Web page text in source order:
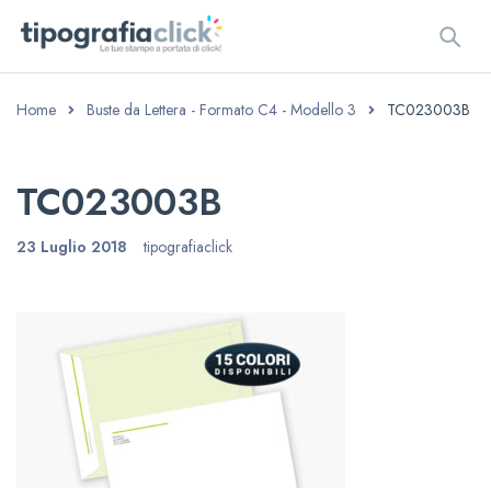
Home Buste da Lettera - Formato C4 - Modello 3 TC023003B
TC023003B
23 Luglio 2018 tipografiaclick